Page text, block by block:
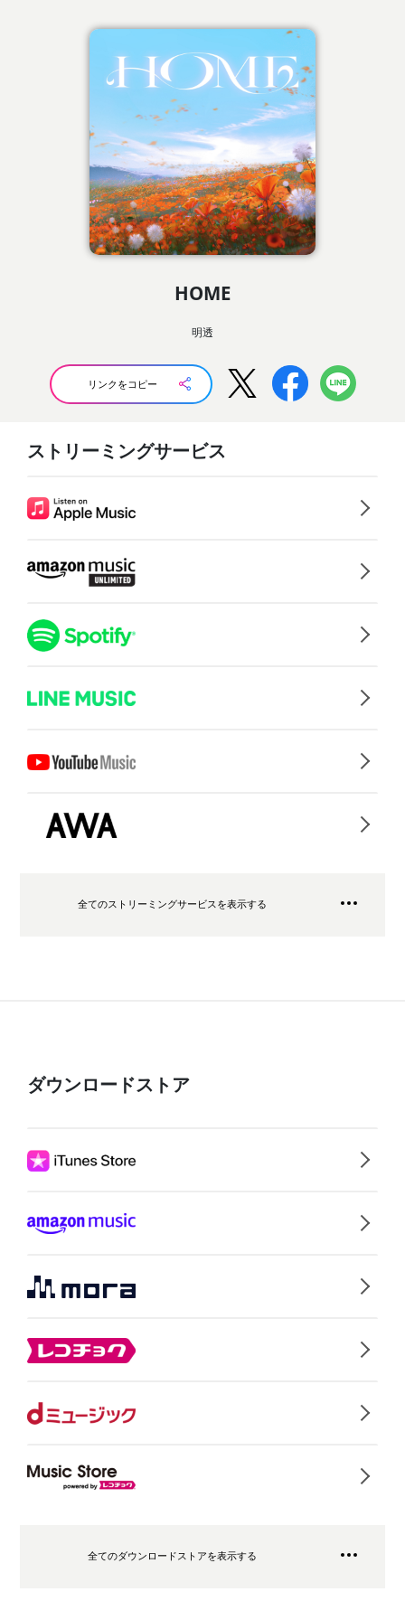
HOME
明透
リンクをコピー
ストリーミングサービス
全てのストリーミングサービスを表示する
ダウンロードストア
全てのダウンロードストアを表示する